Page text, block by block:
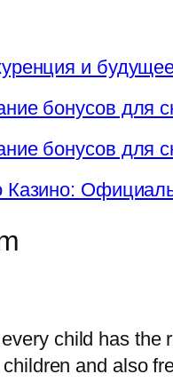
и
бонусов для
бонусов для
Казино:
child has
and also